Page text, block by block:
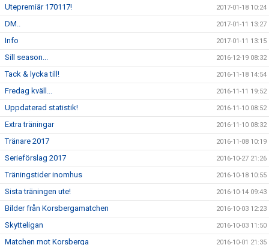
Utepremiär 170117! 2017-01-18 10:24
DM.. 2017-01-11 13:27
Info 2017-01-11 13:15
Sill season... 2016-12-19 08:32
Tack & lycka till! 2016-11-18 14:54
Fredag kväll... 2016-11-11 19:52
Uppdaterad statistik! 2016-11-10 08:52
Extra träningar 2016-11-10 08:32
Tränare 2017 2016-11-08 10:19
Serieförslag 2017 2016-10-27 21:26
Träningstider inomhus 2016-10-18 10:55
Sista träningen ute! 2016-10-14 09:43
Bilder från Korsbergamatchen 2016-10-03 12:23
Skytteligan 2016-10-03 11:50
Matchen mot Korsberga 2016-10-01 21:35